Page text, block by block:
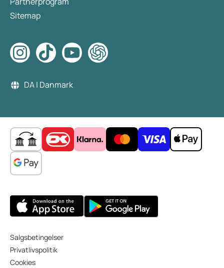
Sitemap
DA | Danmark
Salgsbetingelser
Privatlivspolitik
Cookies